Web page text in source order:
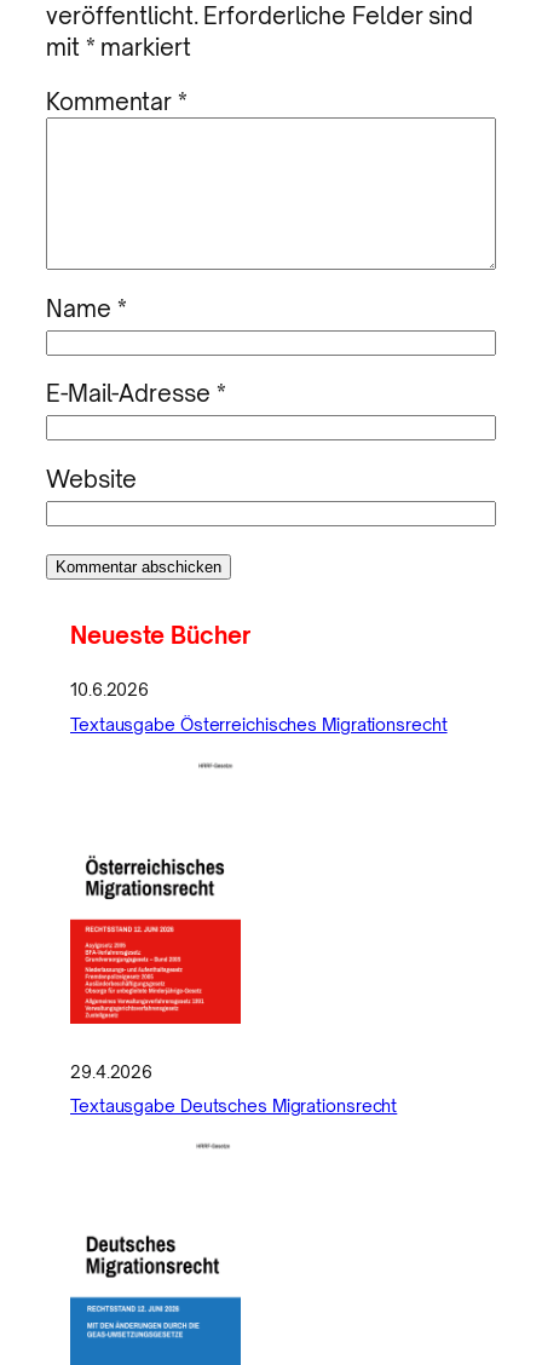
veröffentlicht. Erforderliche Felder sind
mit * markiert
Kommentar*
Name *
E-Mail-Adresse *
Website
Neueste Bücher
10.6.2026
Textausgabe Österreichisches Migrationsrecht
29.4.2026
Textausgabe Deutsches Migrationsrecht